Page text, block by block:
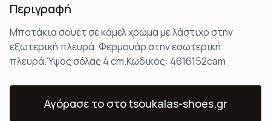
Περιγραφή
Μπoτάκια σουέτ σε κάμελ χρώμα με λάστιχο στην
εξωτερική πλευρά. Φερμουάρ στην εσωτερική
πλευρά.Ύψος σόλας 4 cm.Κωδικός: 4616152cam
Αγόρασε το στο tsoukalas-shoes.gr